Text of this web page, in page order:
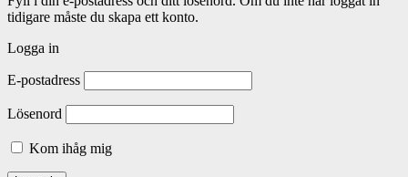
tidigare måste du skapa ett konto.
Logga in
E-postadress
Lösenord
Kom ihåg mig